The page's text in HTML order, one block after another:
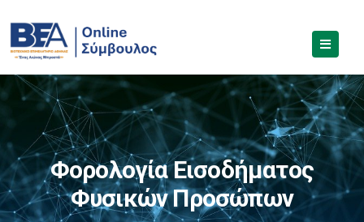
Φορολογία Εισοδήματος
Φυσικών Προσώπων